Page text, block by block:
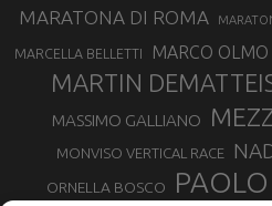
MARATONA DI ROMA
MARCELLA BELLETTI MARCO OLMO
MARTIN
MASSIMO GALLIANO
MONVISO VERTICAL RACE
ORNELLA BOSCO